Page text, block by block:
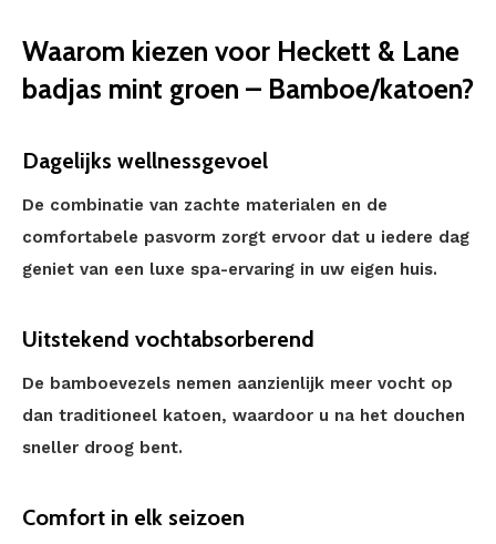
Waarom kiezen voor Heckett & Lane
badjas mint groen – Bamboe/katoen?
Dagelijks wellnessgevoel
De combinatie van zachte materialen en de
comfortabele pasvorm zorgt ervoor dat u iedere dag
geniet van een luxe spa-ervaring in uw eigen huis.
Uitstekend vochtabsorberend
De bamboevezels nemen aanzienlijk meer vocht op
dan traditioneel katoen, waardoor u na het douchen
sneller droog bent.
Comfort in elk seizoen